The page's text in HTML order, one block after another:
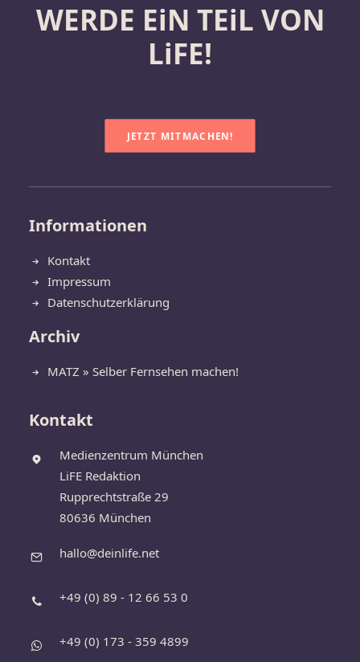
WERDE EiN TEiL VON
LiFE!
JETZT MITMACHEN!
Informationen
Kontakt
Impressum
Datenschutzerklärung
Archiv
MATZ » Selber Fernsehen machen!
Kontakt
Medienzentrum München
LiFE Redaktion
Rupprechtstraße 29
80636 München
hallo@deinlife.net
+49 (0) 89 - 12 66 53 0
+49 (0) 173 - 359 4899